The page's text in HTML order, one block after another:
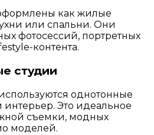
как жилые
или спальни. Они
фотосессий, портретных
контента.
студии
однотонные
Это идеальное
съемки, модных
моделей.